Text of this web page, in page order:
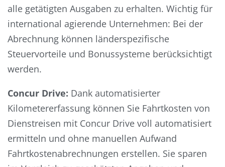
alle getätigten Ausgaben zu erhalten. Wichtig für
international agierende Unternehmen: Bei der
Abrechnung können länderspezifische
Steuervorteile und Bonussysteme berücksichtigt
werden.
Concur Drive: Dank automatisierter
Kilometererfassung können Sie Fahrtkosten von
Dienstreisen mit Concur Drive voll automatisiert
ermitteln und ohne manuellen Aufwand
Fahrtkostenabrechnungen erstellen. Sie sparen